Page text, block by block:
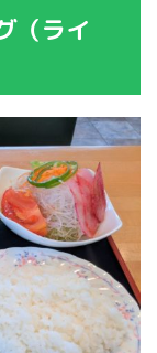
（ライ